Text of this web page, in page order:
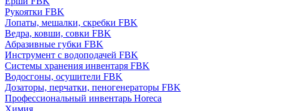
Рукоятки FBK
Лопаты, мешалки, скребки FBK
Ведра, ковши, совки FBK
Абразивные губки FBK
Инструмент с водоподачей FBK
Системы хранения инвентаря FBK
Водосгоны, осушители FBK
Дозаторы, перчатки, пеногенераторы FBK
Профессиональный инвентарь Horeca
Химия